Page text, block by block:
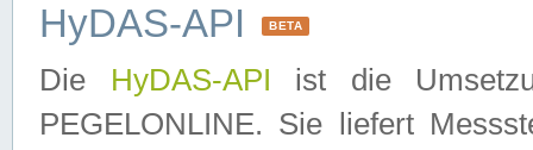
HyDAS-API BETA
Die HyDAS-API ist die
PEGELONLINE. Sie liefert